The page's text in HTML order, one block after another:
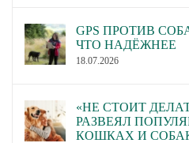
GPS ПРОТИВ
ЧТО НАДЁЖНЕЕ
18.07.2026
«НЕ СТОИТ
РАЗВЕЯЛ
КОШКАХ И